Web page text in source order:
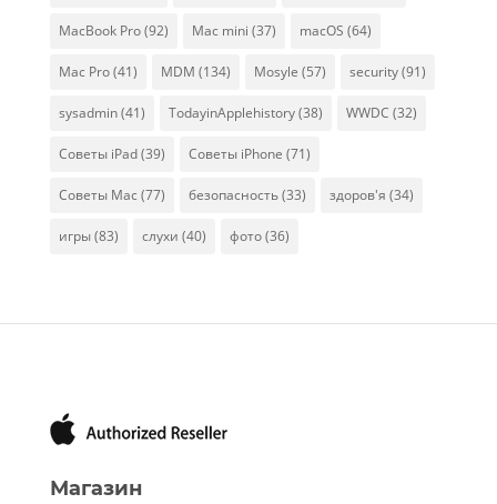
MacBook Pro(92) Mac mini (37) macOS (64)
Mac Pro(41) MDM (134) Mosyle (57) security(91)
sysadmin(41) TodayinApplehistory(38) WWDC (32)
Советы iPad(39) Советы iPhone (71)
Советы Mac (77) безопасность(33) здоров'я (34)
игры(83) слухи (40) фото(36)
Магазин